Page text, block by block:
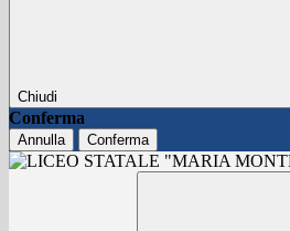
Chiudi
Conferma
Annulla Conferma